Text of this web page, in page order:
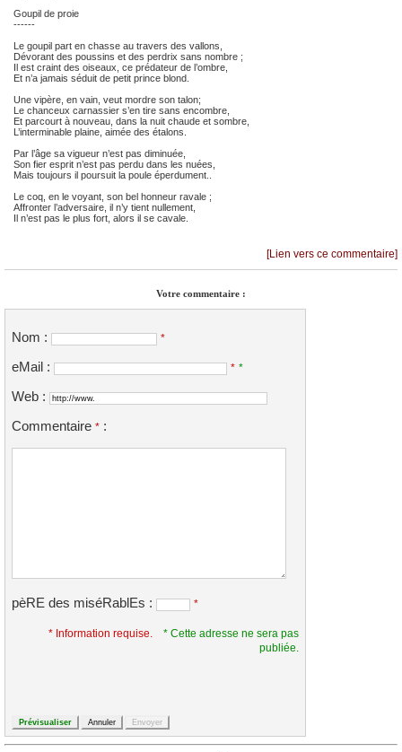
Goupil de proie
------
Le goupil part en chasse au travers des vallons,
Dévorant des poussins et des perdrix sans nombre ;
Il est craint des oiseaux, ce prédateur de l’ombre,
Et n’a jamais séduit de petit prince blond.
Une vipère, en vain, veut mordre son talon;
Le chanceux carnassier s’en tire sans encombre,
Et parcourt à nouveau, dans la nuit chaude et sombre,
L’interminable plaine, aimée des étalons.
Par l’âge sa vigueur n’est pas diminuée,
Son fier esprit n’est pas perdu dans les nuées,
Mais toujours il poursuit la poule éperdument..
Le coq, en le voyant, son bel honneur ravale ;
Affronter l’adversaire, il n’y tient nullement,
Il n’est pas le plus fort, alors il se cavale.
[Lien vers ce commentaire]
Votre commentaire :
Nom : *
eMail : * *
Web :
Commentaire * :
pèRE des miséRablEs : *
* Information requise.
* Cette adresse ne sera pas
publiée.